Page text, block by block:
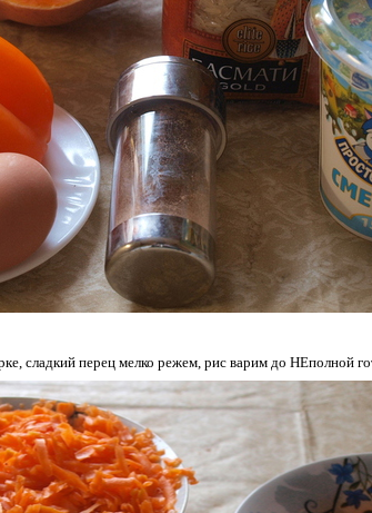
сладкий перец мелко режем, рис варим до НЕполной